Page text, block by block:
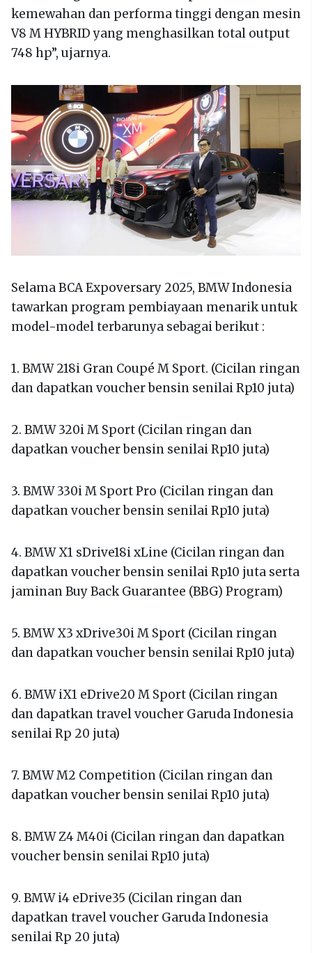
kemewahan dan performa tinggi dengan mesin
V8 M HYBRID yang menghasilkan total output
748 hp”, ujarnya.
Selama BCA Expoversary 2025, BMW Indonesia
tawarkan program pembiayaan menarik untuk
model-model terbarunya sebagai berikut :
1. BMW 218i Gran Coupé M Sport. (Cicilan ringan
dan dapatkan voucher bensin senilai Rp10 juta)
2. BMW 320i M Sport (Cicilan ringan dan
dapatkan voucher bensin senilai Rp10 juta)
3. BMW 330i M Sport Pro (Cicilan ringan dan
dapatkan voucher bensin senilai Rp10 juta)
4. BMW X1 sDrive18i xLine (Cicilan ringan dan
dapatkan voucher bensin senilai Rp10 juta serta
jaminan Buy Back Guarantee (BBG) Program)
5. BMW X3 xDrive30i M Sport (Cicilan ringan
dan dapatkan voucher bensin senilai Rp10 juta)
6. BMW iX1 eDrive20 M Sport (Cicilan ringan
dan dapatkan travel voucher Garuda Indonesia
senilai Rp 20 juta)
7. BMW M2 Competition (Cicilan ringan dan
dapatkan voucher bensin senilai Rp10 juta)
8. BMW Z4 M40i (Cicilan ringan dan dapatkan
voucher bensin senilai Rp10 juta)
9. BMW i4 eDrive35 (Cicilan ringan dan
dapatkan travel voucher Garuda Indonesia
senilai Rp 20 juta)